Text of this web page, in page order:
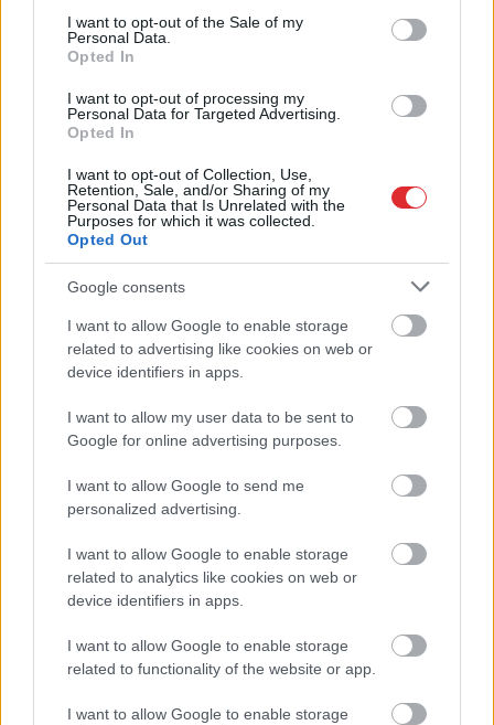
consent section.
I want to opt-out of the Sale of my
Personal Data.
Opted In
I want to opt-out of processing my
Personal Data for Targeted Advertising.
Opted In
I want to opt-out of Collection, Use,
Retention, Sale, and/or Sharing of my
Personal Data that Is Unrelated with the
Purposes for which it was collected.
Opted Out
Google consents
I want to allow Google to enable storage
related to advertising like cookies on web or
device identifiers in apps.
I want to allow my user data to be sent to
Google for online advertising purposes.
I want to allow Google to send me
personalized advertising.
I want to allow Google to enable storage
related to analytics like cookies on web or
device identifiers in apps.
I want to allow Google to enable storage
related to functionality of the website or app.
I want to allow Google to enable storage
Degvielascenas var
Ekonomikas ministrijā
pastāsta, kāds ir
tālākais rīcības plāns
kaimiņvalsts praktiski
atteikusies no Krievijas
FOTO.“Vai tas ir normāli?”
Guntars veikalā nopērk
tomātu, taču, pārgriežot to
uz pusēm, viņu sagaida
pārsteigums
Atcelt Ziņot